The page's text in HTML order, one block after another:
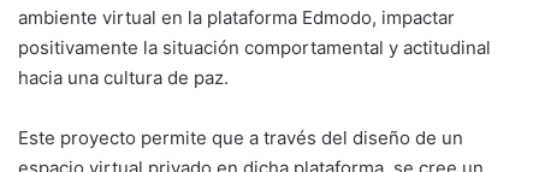
ambiente virtual en la plataforma Edmodo, impactar
positivamente la situación comportamental y actitudinal
hacia una cultura de paz.
Este proyecto permite que a través del diseño de un
espacio virtual privado en dicha plataforma, se cree un